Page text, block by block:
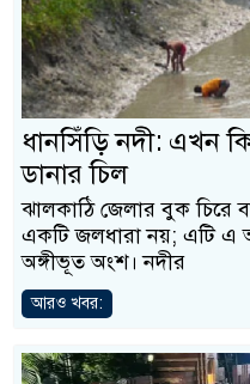
ধানসিঁড়ি নদী: এখন
ডানার চিল
ঝালকাঠি জেলার বুক চিরে
একটি জলধারা নয়; এটি এ
অঙ্গীভূত অংশ। নদীর
আরও খবর: